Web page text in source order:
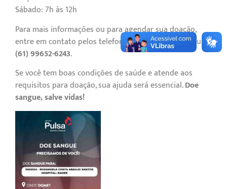
Sábado: 7h às 12h
Para mais informações ou para agendar sua doação,
entre em contato pelos telefones:(61) 98595-3332ou
(61) 99652-6243.
Se você tem boas condições de saúde e atende aos
requisitos para doação, sua ajuda será essencial.Doe
sangue, salve vidas!